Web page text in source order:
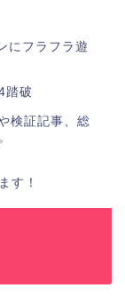
にフラフラ遊
踏破
検証記事、総
す！